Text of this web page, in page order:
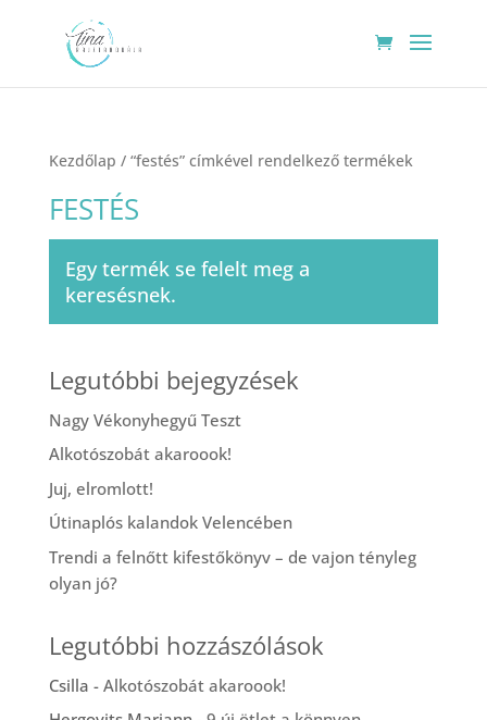
Kezdőlap / “festés” címkével rendelkező termékek
FESTÉS
Egy termék se felelt meg a
keresésnek.
Legutóbbi bejegyzések
Nagy Vékonyhegyű Teszt
Alkotószobát akaroook!
Juj, elromlott!
Útinaplós kalandok Velencében
Trendi a felnőtt kifestőkönyv – de vajon tényleg
olyan jó?
Legutóbbi hozzászólások
Csilla - Alkotószobát akaroook!